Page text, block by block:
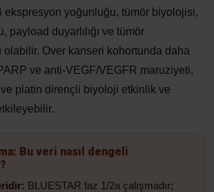
ekspresyon yoğunluğu, tümör biyolojisi,
payload duyarlılığı ve tümör
olabilir. Over kanseri kohortunda daha
ve anti-VEGF/VEGFR maruziyeti,
platin dirençli biyoloji etkinlik ve
Bu veri nasıl dengeli
BLUESTAR faz 1/2a çalışmadır;